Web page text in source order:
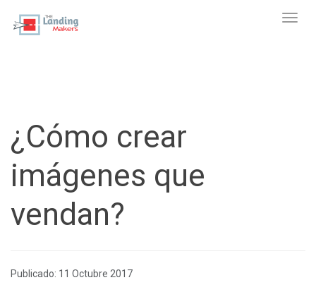
¿Cómo crear
imágenes que
vendan?
Publicado: 11 Octubre 2017